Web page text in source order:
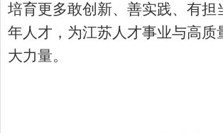
培育更多敢创新、善实践、有担
年人才，为江苏人才事业与高质
大力量。